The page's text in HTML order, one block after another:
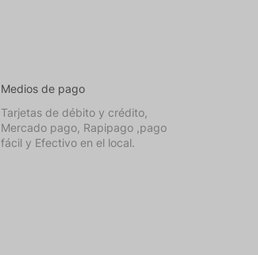
Medios de pago
Tarjetas de débito y crédito,
Mercado pago, Rapipago ,pago
fácil y Efectivo en el local.